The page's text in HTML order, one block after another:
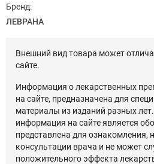
Бренд:
ЛЕВРАНА
Внешний вид товара может
сайте.
Информация о лекарственных
на сайте, предназначена для
материалы из изданий разных
информация на сайте является
представлена для ознакомления,
консультации врача и не может
положительного эффекта